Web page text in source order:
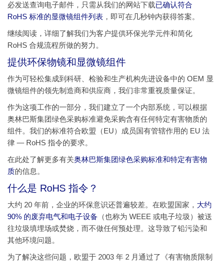
必发送查询电子邮件，只需从我们的网站下载已确认符合
RoHS 标准的显微镜组件列表 ，即可在几秒钟内获得答案。
继续阅读，详细了解我们为客户提供环保光学元件和简化
RoHS 合规流程所做的努力。
提供环保物镜和显微镜组件
作为可轻松集成到科研、检验和生产机构先进设备中的 OEM 显
微镜组件的领先制造商和供应商，我们非常重视质量保证。
作为这项工作的一部分，我们建立了一个内部系统，可以根据
奥林巴斯集团绿色采购标准避免采购含有任何特定有害物质的
组件。我们的标准符合欧盟（EU）成员国有管辖作用的 EU 法
律 — RoHS 指令的要求。
在此处了解更多有关奥林巴斯集团绿色采购标准和特定有害物
质的信息。
什么是 RoHS 指令？
大约 20 年前，企业的环保意识还普遍较差。在欧盟国家， 大约
90% 的废弃电气和电子设备 （也称为 WEEE 或电子垃圾）被送
往垃圾填埋场或焚烧，而不做任何预处理。这导致了铅污染和
其他环境问题。
为了解决这些问题，欧盟于 2003 年 2 月通过了《有害物质限制